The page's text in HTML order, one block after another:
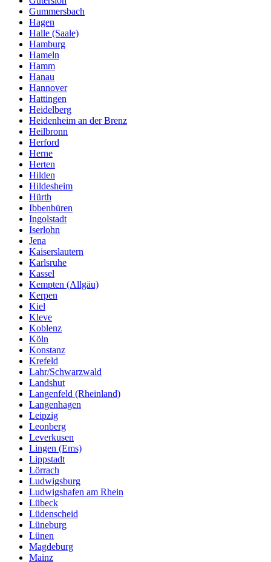
Gummersbach
Hagen
Halle (Saale)
Hamburg
Hameln
Hamm
Hanau
Hannover
Hattingen
Heidelberg
Heidenheim an der Brenz
Heilbronn
Herford
Herne
Herten
Hilden
Hildesheim
Hürth
Ibbenbüren
Ingolstadt
Iserlohn
Jena
Kaiserslautern
Karlsruhe
Kassel
Kempten (Allgäu)
Kerpen
Kiel
Kleve
Koblenz
Köln
Konstanz
Krefeld
Lahr/Schwarzwald
Landshut
Langenfeld (Rheinland)
Langenhagen
Leipzig
Leonberg
Leverkusen
Lingen (Ems)
Lippstadt
Lörrach
Ludwigsburg
Ludwigshafen am Rhein
Lübeck
Lüdenscheid
Lüneburg
Lünen
Magdeburg
Mainz